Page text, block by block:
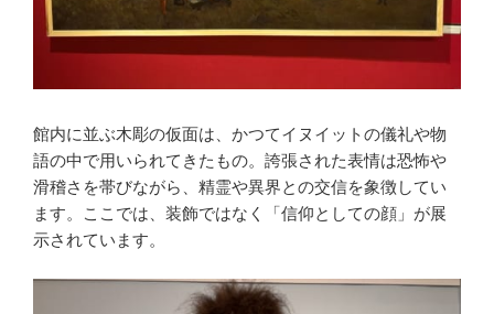
館内に並ぶ木彫の仮面は、かつてイヌイットの儀礼や物
語の中で用いられてきたもの。誇張された表情は恐怖や
滑稽さを帯びながら、精霊や異界との交信を象徴してい
ます。ここでは、装飾ではなく「信仰としての顔」が展
示されています。